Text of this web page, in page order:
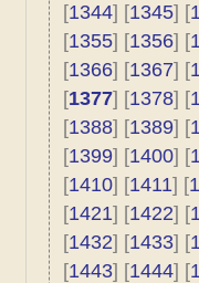
[1344] [1345] [
[1355] [1356] [
[1366] [1367] [
[1377] [1378] [
[1388] [1389] [
[1399] [1400] [
[1410] [1411] [
[1421] [1422] [
[1432] [1433] [
[1443] [1444] [